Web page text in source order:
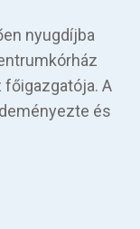
nyugdíjba
főigazgatója. A
és